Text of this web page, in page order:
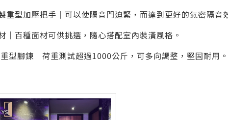
重型加壓把手｜可以使隔音門迫緊，而達到更好的氣密隔音
｜百種面材可供挑選，隨心搭配室內裝潢風格。
型腳鍊｜荷重測試超過1000公斤，可多向調整，堅固耐用。